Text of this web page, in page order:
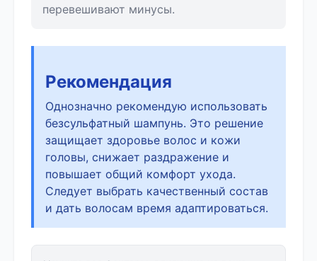
перевешивают минусы.
Рекомендация
Однозначно рекомендую использовать
безсульфатный шампунь. Это решение
защищает здоровье волос и кожи
головы, снижает раздражение и
повышает общий комфорт ухода.
Следует выбрать качественный состав
и дать волосам время адаптироваться.